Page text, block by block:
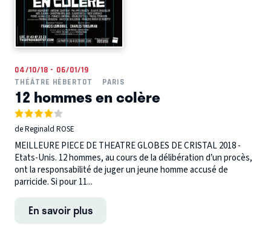
04/10/18 - 06/01/19
THÉÂTRE HÉBERTOT
PARIS
12 hommes en colère
de Reginald ROSE
MEILLEURE PIECE DE THEATRE GLOBES DE CRISTAL 2018 -
Etats-Unis. 12 hommes, au cours de la délibération d’un procès,
ont la responsabilité de juger un jeune homme accusé de
parricide. Si pour 11...
En savoir plus